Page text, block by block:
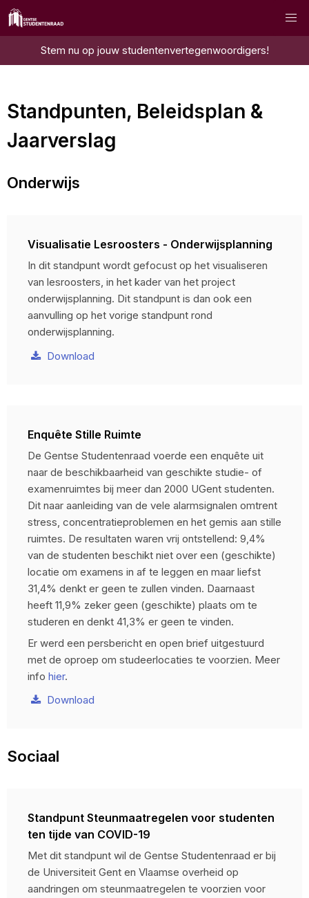
Stem nu op jouw studentenvertegenwoordigers!
Standpunten, Beleidsplan &
Jaarverslag
Onderwijs
Visualisatie Lesroosters - Onderwijsplanning
In dit standpunt wordt gefocust op het visualiseren
van lesroosters, in het kader van het project
onderwijsplanning. Dit standpunt is dan ook een
aanvulling op het vorige standpunt rond
onderwijsplanning.
Download
Enquête Stille Ruimte
De Gentse Studentenraad voerde een enquête uit
naar de beschikbaarheid van geschikte studie- of
examenruimtes bij meer dan 2000 UGent studenten.
Dit naar aanleiding van de vele alarmsignalen omtrent
stress, concentratieproblemen en het gemis aan stille
ruimtes. De resultaten waren vrij ontstellend: 9,4%
van de studenten beschikt niet over een (geschikte)
locatie om examens in af te leggen en maar liefst
31,4% denkt er geen te zullen vinden. Daarnaast
heeft 11,9% zeker geen (geschikte) plaats om te
studeren en denkt 41,3% er geen te vinden.
Er werd een persbericht en open brief uitgestuurd
met de oproep om studeerlocaties te voorzien. Meer
info hier.
Download
Sociaal
Standpunt Steunmaatregelen voor studenten
ten tijde van COVID-19
Met dit standpunt wil de Gentse Studentenraad er bij
de Universiteit Gent en Vlaamse overheid op
aandringen om steunmaatregelen te voorzien voor